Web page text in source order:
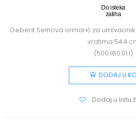
Do isteka
zaliha
Geberit Selnova ormarić za
vratima 54.4
(500.180.01.1)
DODAJ U
Dodaj u listu